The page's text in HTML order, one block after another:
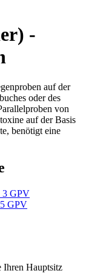
-
auf der
oder des
von
auf der Basis
benötigt eine
3 GPV
GPV
Ihren Hauptsitz